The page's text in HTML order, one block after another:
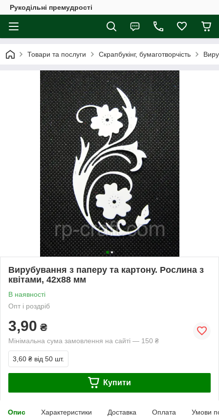
Рукодільні премудрості
Товари та послуги Скрапбукінг, бумаготворчість
Вирубування з паперу та картону. Рослина з
квітами, 42х88 мм
В наявності
Опт і роздріб
3,90 ₴
Мінімальна сума замовлення на сайті — 150 ₴
3,60 ₴ від 50 шт.
Купити
Опис Характеристики Доставка Оплата Умови